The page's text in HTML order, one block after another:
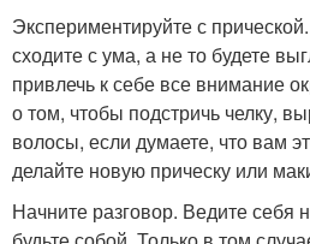
Экспериментируйте с
сходите с ума, а не то будете
привлечь к себе все внимание
о том, чтобы подстричь челку,
волосы, если думаете, что вам
делайте новую прическу или
Начните разговор. Ведите себя